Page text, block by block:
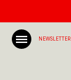
NEWSLETTER